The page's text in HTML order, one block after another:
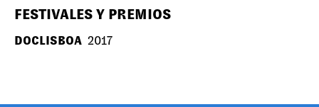
FESTIVALES Y PREMIOS
DOCLISBOA 2017